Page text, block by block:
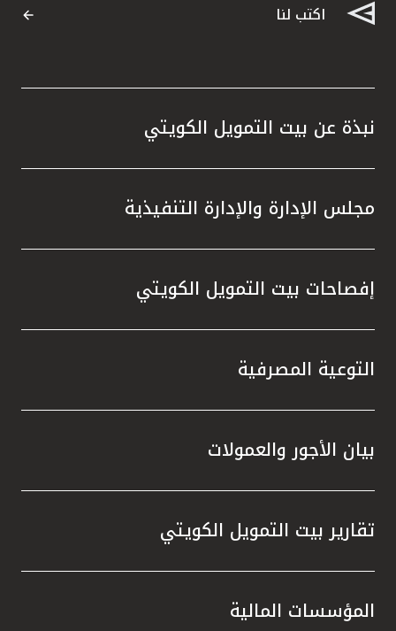
اكتب لنا
نبذة عن بيت التمويل الكويتي
مجلس الإدارة والإدارة التنفيذية
إفصاحات بيت التمويل الكويتي
التوعية المصرفية
بيان الأجور والعمولات
تقارير بيت التمويل الكويتي
المؤسسات المالية